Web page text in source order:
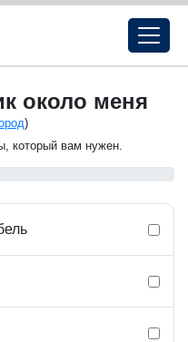
около меня
)
который вам нужен.